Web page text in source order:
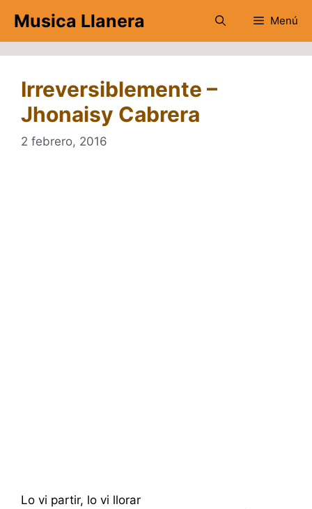
contenido
Musica Llanera Menú
Irreversiblemente –
Jhonaisy Cabrera
2 febrero, 2016
Lo vi partir, lo vi llorar